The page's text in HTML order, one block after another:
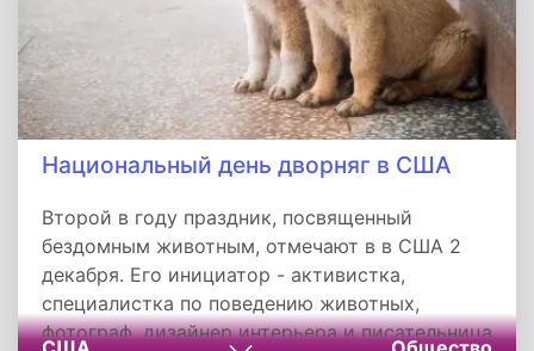
Национальный день дворняг в США
Второй в году праздник, посвященный
бездомным животным, отмечают в в США 2
декабря. Его инициатор - активистка,
специалистка по поведению животных,
фотограф, дизайнер интерьера и писательница